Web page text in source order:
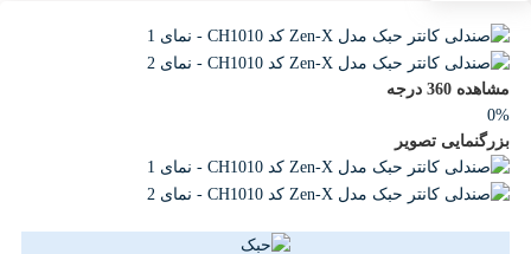
مشاهده 360 درجه
0%
بزرگنمایی تصویر